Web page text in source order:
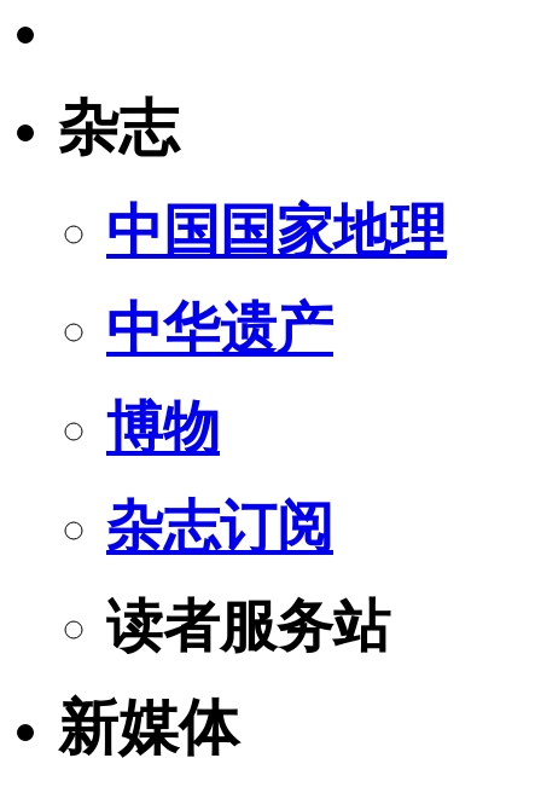
杂志
中国国家地理
中华遗产
博物
杂志订阅
读者服务站
新媒体